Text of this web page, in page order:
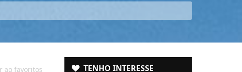
ao favoritos TENHO INTERESSE